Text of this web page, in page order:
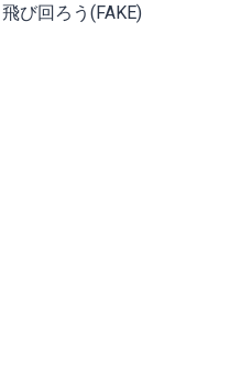
び回ろう(FAKE)